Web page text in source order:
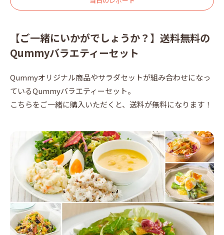
【ご一緒にいかがでしょうか？】送料無料の
Qummyバラエティーセット
Qummyオリジナル商品やサラダセットが組み合わせになっ
ているQummyバラエティーセット。
こちらをご一緒に購入いただくと、送料が無料になります！